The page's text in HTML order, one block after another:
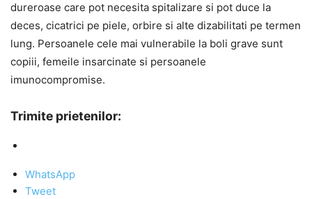
dureroase care pot necesita spitalizare si pot duce la
deces, cicatrici pe piele, orbire si alte dizabilitati pe termen
lung. Persoanele cele mai vulnerabile la boli grave sunt
copiii, femeile insarcinate si persoanele
imunocompromise.
Trimite prietenilor:
WhatsApp
Tweet